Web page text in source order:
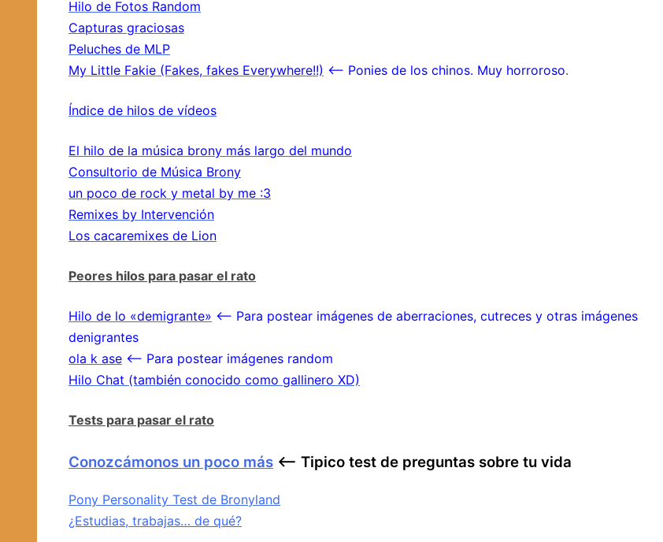
Hilo de Fotos Random
Capturas graciosas
Peluches de MLP
My Little Fakie (Fakes, fakes Everywhere!!) <– Ponies de los chinos. Muy horroroso.
Índice de hilos de vídeos
El hilo de la música brony más largo del mundo
Consultorio de Música Brony
un poco de rock y metal by me :3
Remixes by Intervención
Los cacaremixes de Lion
Peores hilos para pasar el rato
Hilo de lo «demigrante» <– Para postear imágenes de aberraciones, cutreces y otras imágenes
denigrantes
ola k ase <– Para postear imágenes random
Hilo Chat (también conocido como gallinero XD)
Tests para pasar el rato
Conozcámonos un poco más <– Tipico test de preguntas sobre tu vida
Pony Personality Test de Bronyland
¿Estudias, trabajas… de qué?